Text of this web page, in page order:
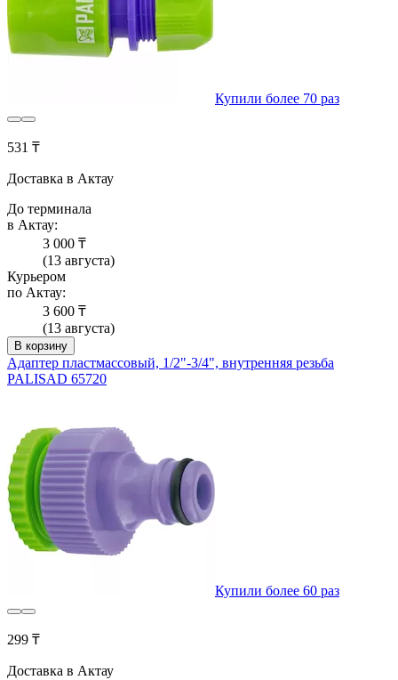
Купили более 70 раз
531 ₸
Доставка в Актау
До терминала
в Актау:
3 000 ₸
(13 августа)
Курьером
по Актау:
3 600 ₸
(13 августа)
В корзину
Адаптер пластмассовый, 1/2"-3/4", внутренняя резьба
PALISAD 65720
Купили более 60 раз
299 ₸
Доставка в Актау